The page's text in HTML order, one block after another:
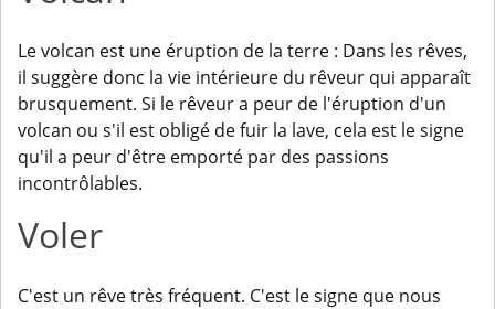
Le volcan est une éruption de la terre : Dans les rêves,
il suggère donc la vie intérieure du rêveur qui apparaît
brusquement. Si le rêveur a peur de l'éruption d'un
volcan ou s'il est obligé de fuir la lave, cela est le signe
qu'il a peur d'être emporté par des passions
incontrôlables.
Voler
C'est un rêve très fréquent. C'est le signe que nous